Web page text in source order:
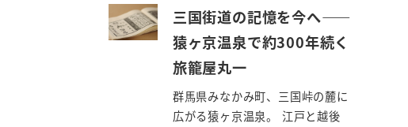
三国街道の記憶を今へ――
猿ヶ京温泉で約300年続く
旅籠屋丸一
群馬県みなかみ町、三国峠の麓に
広がる猿ヶ京温泉。 江戸と越後